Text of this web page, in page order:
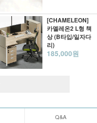
[CHAMELEON]
카멜레온2 L형 책
상 (B타입/일자다
리)
185,000원
Q&A